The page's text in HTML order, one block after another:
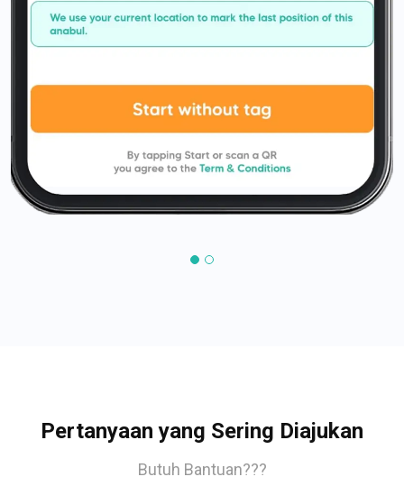
Pertanyaan yang Sering Diajukan
Butuh Bantuan???